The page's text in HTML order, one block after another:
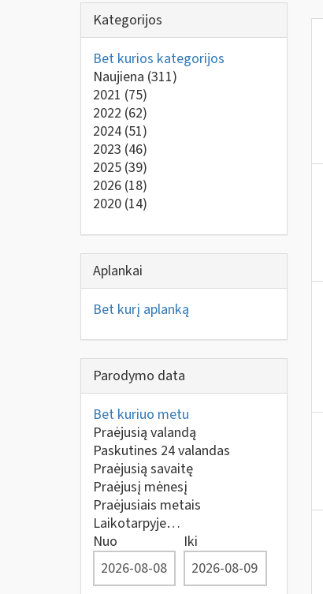
Kategorijos
Bet kurios kategorijos
Naujiena (311)
2021 (75)
2022 (62)
2024 (51)
2023 (46)
2025 (39)
2026 (18)
2020 (14)
Aplankai
Bet kurį aplanką
Parodymo data
Bet kuriuo metu
Praėjusią valandą
Paskutines 24 valandas
Praėjusią savaitę
Praėjusį mėnesį
Praėjusiais metais
Laikotarpyje…
Nuo
Iki